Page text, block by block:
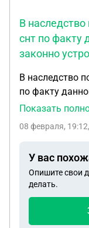
В
снт по факту
законно
В наследство
по факту данного
устроили
обращение в
нём
Показать
08 февраля, 19:12
У вас
Опишите свои
делать.